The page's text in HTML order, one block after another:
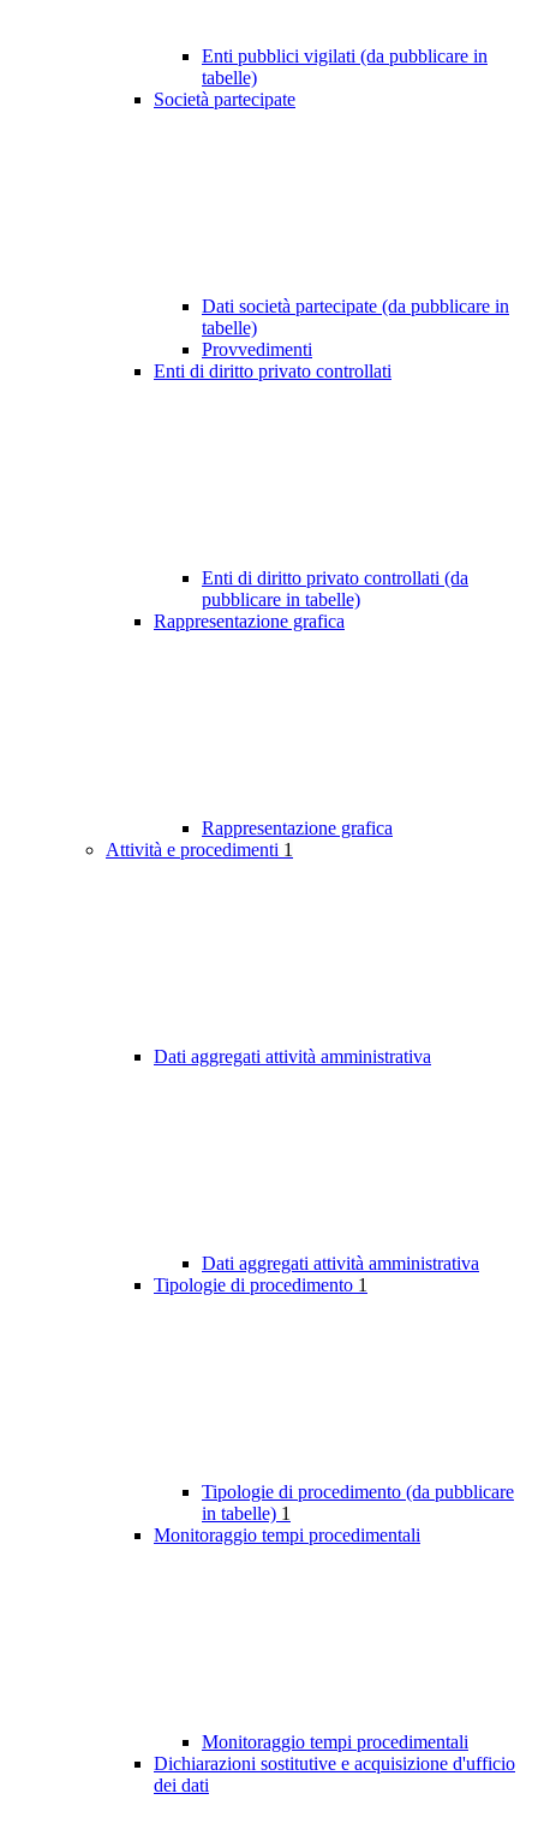
Enti pubblici vigilati (da pubblicare in
tabelle)
Società partecipate
Dati società partecipate (da pubblicare in
tabelle)
Provvedimenti
Enti di diritto privato controllati
Enti di diritto privato controllati (da
pubblicare in tabelle)
Rappresentazione grafica
Rappresentazione grafica
Attività e procedimenti 1
Dati aggregati attività amministrativa
Dati aggregati attività amministrativa
Tipologie di procedimento 1
Tipologie di procedimento (da pubblicare
in tabelle) 1
Monitoraggio tempi procedimentali
Monitoraggio tempi procedimentali
Dichiarazioni sostitutive e acquisizione d'ufficio
dei dati